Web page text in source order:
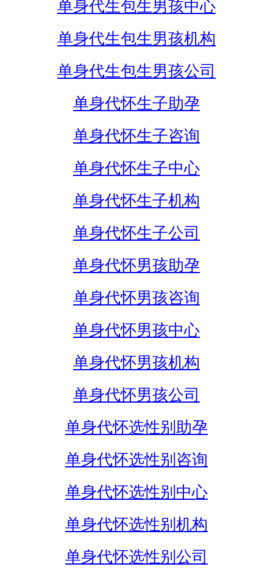
单身代生包生男孩中心
单身代生包生男孩机构
单身代生包生男孩公司
单身代怀生子助孕
单身代怀生子咨询
单身代怀生子中心
单身代怀生子机构
单身代怀生子公司
单身代怀男孩助孕
单身代怀男孩咨询
单身代怀男孩中心
单身代怀男孩机构
单身代怀男孩公司
单身代怀选性别助孕
单身代怀选性别咨询
单身代怀选性别中心
单身代怀选性别机构
单身代怀选性别公司